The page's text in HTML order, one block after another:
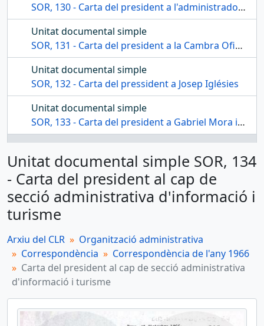
SOR, 130 - Carta del president a l'administrador de tributs de la delegació d'hisenda de Tarragona
Unitat documental simple
SOR, 131 - Carta del president a la Cambra Oficial de Comerç de Reus
Unitat documental simple
SOR, 132 - Carta del pressident a Josep Iglésies
Unitat documental simple
SOR, 133 - Carta del president a Gabriel Mora i Arana
Unitat documental simple
SOR, 134 - Carta del president al cap de secció administrativa d'informació i turisme
Unitat documental simple
SOR, 135 - Carta del president al pare Abat de Santa Maria de Poblet
Unitat documental simple
SOR, 136 - Carta del president a la diputació provincial de Tarragona
Unitat documental simple
SOR, 137 - Carta del president a l'alcalde de Reus
Unitat documental simple
SOR, 138 - Carta del president al delegat provincial del ministeri d'Informació i Turisme
Unitat documental simple SOR, 134
- Carta del president al cap de
secció administrativa d'informació i
turisme
Arxiu del CLR
Organització administrativa
Correspondència
Correspondència de l'any 1966
Carta del president al cap de secció administrativa
d'informació i turisme